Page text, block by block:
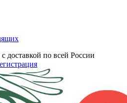
доставкой по всей России